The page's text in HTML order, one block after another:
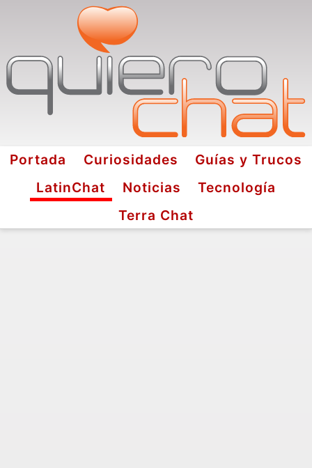
Portada Curiosidades
Guías y Trucos
LatinChat
Noticias
Tecnología
Terra Chat